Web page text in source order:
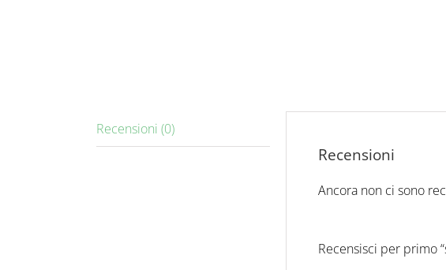
Recensioni (0)
Recensioni
Ancora non ci sono
Recensisci per primo